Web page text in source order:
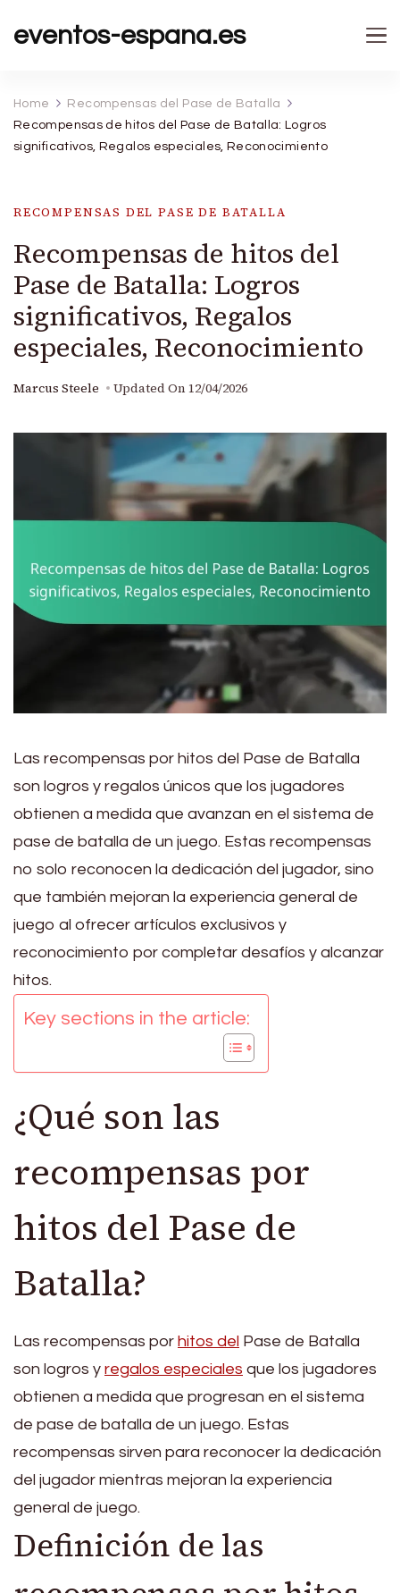
eventos-espana.es
Home
Recompensas del Pase de Batalla
Recompensas de hitos del Pase de Batalla: Logros
significativos, Regalos especiales, Reconocimiento
RECOMPENSAS DEL PASE DE BATALLA
Recompensas de hitos del
Pase de Batalla: Logros
significativos, Regalos
especiales, Reconocimiento
Marcus Steele Updated On 12/04/2026
Las recompensas por hitos del Pase de Batalla
son logros y regalos únicos que los jugadores
obtienen a medida que avanzan en el sistema de
pase de batalla de un juego. Estas recompensas
no solo reconocen la dedicación del jugador, sino
que también mejoran la experiencia general de
juego al ofrecer artículos exclusivos y
reconocimiento por completar desafíos y alcanzar
hitos.
Key sections in the article:
¿Qué son las
recompensas por
hitos del Pase de
Batalla?
Las recompensas por hitos del Pase de Batalla
son logros y regalos especiales que los jugadores
obtienen a medida que progresan en el sistema
de pase de batalla de un juego. Estas
recompensas sirven para reconocer la dedicación
del jugador mientras mejoran la experiencia
general de juego.
Definición de las